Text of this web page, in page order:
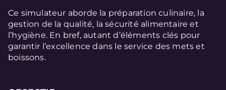
Ce simulateur aborde la préparation culinaire, la
gestion de la qualité, la sécurité alimentaire et
l’hygiène. En bref, autant d’éléments clés pour
garantir l’excellence dans le service des mets et
boissons.